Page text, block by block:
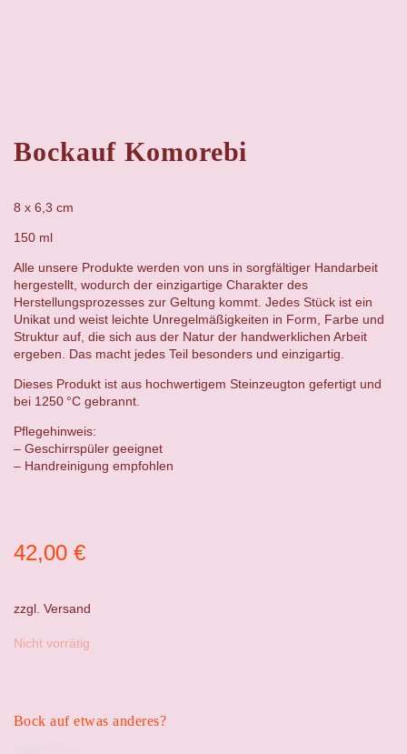
Bockauf Komorebi
zzgl. Versand
42,00 €
Nicht vorrätig
8 x 6,3 cm
150 ml
Alle unsere Produkte werden von uns in sorgfältiger Handarbeit
hergestellt, wodurch der einzigartige Charakter des
Herstellungsprozesses zur Geltung kommt. Jedes Stück ist ein
Unikat und weist leichte Unregelmäßigkeiten in Form, Farbe und
Struktur auf, die sich aus der Natur der handwerklichen Arbeit
ergeben. Das macht jedes Teil besonders und einzigartig.
Dieses Produkt ist aus hochwertigem Steinzeugton gefertigt und
bei 1250 °C gebrannt.
Pflegehinweis:
– Geschirrspüler geeignet
– Handreinigung empfohlen
Bock auf etwas anderes?